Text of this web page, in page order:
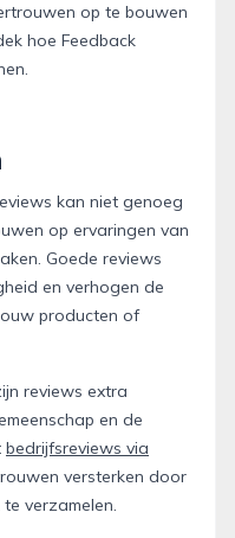
op te bouwen
hoe Feedback
kan niet genoeg
op ervaringen van
Goede reviews
en verhogen de
producten of
reviews extra
en de
bedrijfsreviews via
versterken door
verzamelen.